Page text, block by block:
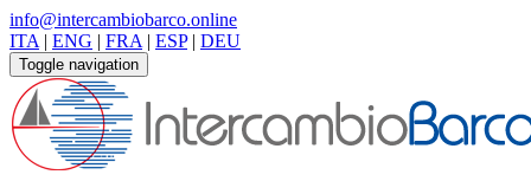
info@intercambiobarco.online
ITA | ENG | FRA | ESP| DEU
Toggle navigation